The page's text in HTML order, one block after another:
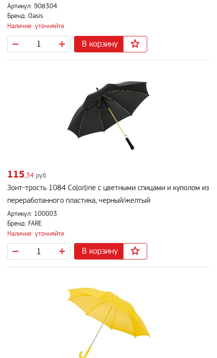
Артикул: 908304
Бренд: Oasis
Наличие: уточняйте
В корзину
115 ,34 руб.
Зонт-трость 1084 Colorline с цветными спицами и куполом из
переработанного пластика, черный/желтый
Артикул: 100003
Бренд: FARE
Наличие: уточняйте
В корзину